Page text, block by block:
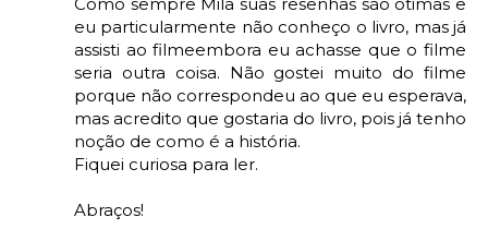
eu particularmente não conheço o livro, mas já
assisti ao filmeembora eu achasse que o filme
seria outra coisa. Não gostei muito do filme
porque não correspondeu ao que eu esperava,
mas acredito que gostaria do livro, pois já tenho
noção de como é a história.
Fiquei curiosa para ler.
Abraços!